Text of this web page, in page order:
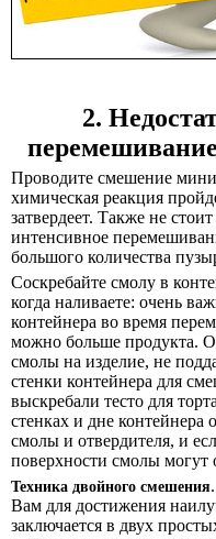
2.
перемешивание
Проводите смешение
химическая реакция
затвердеет. Также не
интенсивное
большого количества
Соскребайте смолу в
когда наливаете: очень
контейнера во время
можно больше продукта.
смолы на изделие, не
стенки контейнера для
выскребали тесто для
стенках и дне контейнера
смолы и отвердителя, и
поверхности смолы могут
Техника двойного смешения.
Вам для достижения
заключается в двух